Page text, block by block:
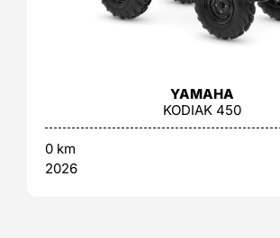
YAMAHA
KODIAK 450
0 km
2026